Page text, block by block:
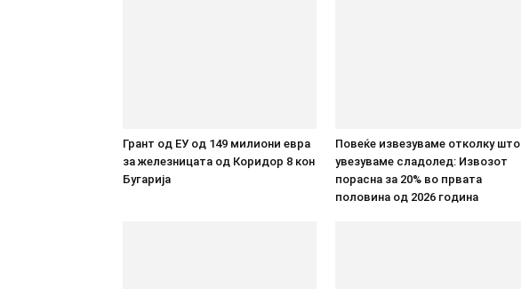
Грант од ЕУ од 149 милиони евра
за железницата од Коридор 8 кон
Бугарија
Повеќе извезуваме отколку што
увезуваме сладолед: Извозот
порасна за 20% во првата
половина од 2026 година